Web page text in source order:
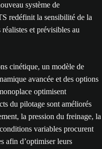
système de
redéfinit la sensibilité de la
et prévisibles au
cinétique, un modèle de
avancée et des options
optimisent
du pilotage sont améliorés
la pression du freinage, la
variables procurent
afin d’optimiser leurs